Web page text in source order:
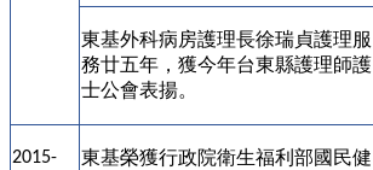
東基外科病房護理長徐瑞貞護理服
務廿五年，獲今年台東縣護理師護
士公會表揚。
2015-
東基榮獲行政院衛生福利部國民健